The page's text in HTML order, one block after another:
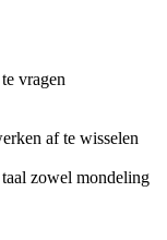
vragen
af te wisselen
taal zowel mondeling